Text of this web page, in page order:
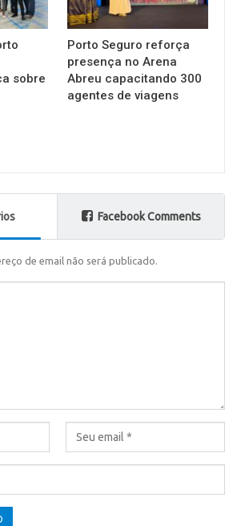
sobre
Porto Seguro reforça
presença no Arena
Abreu capacitando 300
agentes de viagens
Facebook Comments
de email não será publicado.